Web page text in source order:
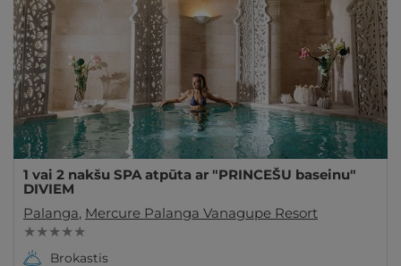
1 vai 2 nakšu SPA atpūta ar "PRINCEŠU baseinu"
DIVIEM
Palanga, Mercure Palanga Vanagupe Resort
★ ★ ★ ★ ★
Brokastis